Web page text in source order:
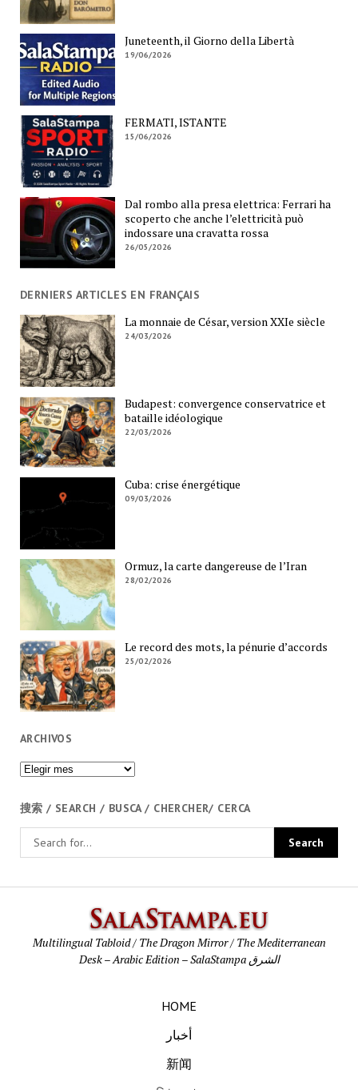
Juneteenth, il Giorno della Libertà
19/06/2026
FERMATI, ISTANTE
15/06/2026
Dal rombo alla presa elettrica: Ferrari ha
scoperto che anche l’elettricità può
indossare una cravatta rossa
26/05/2026
DERNIERS ARTICLES EN FRANÇAIS
La monnaie de César, version XXIe siècle
24/03/2026
Budapest: convergence conservatrice et
bataille idéologique
22/03/2026
Cuba: crise énergétique
09/03/2026
Ormuz, la carte dangereuse de l’Iran
28/02/2026
Le record des mots, la pénurie d’accords
25/02/2026
ARCHIVOS
Archivos
搜索 / SEARCH / BUSCA / CHERCHER/ CERCA
Multilingual Tabloid / The Dragon Mirror / The Mediterranean
Desk – Arabic Edition – SalaStampa الشرق
HOME
أخبار
新闻